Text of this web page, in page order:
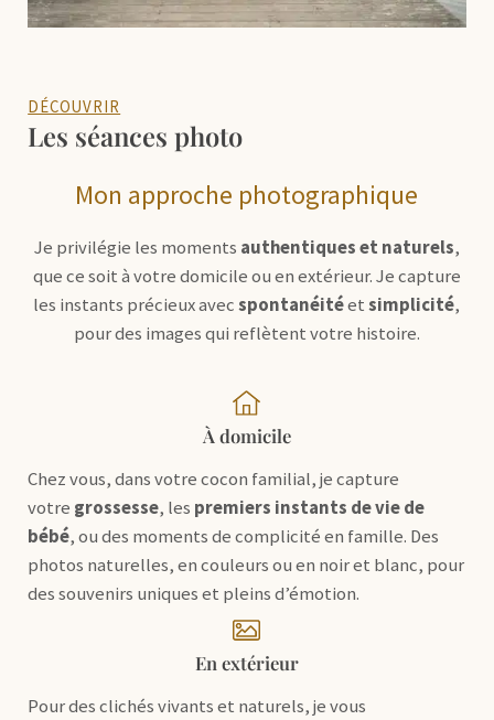
DÉCOUVRIR
Les séances photo
Mon approche photographique
Je privilégie les moments authentiques et naturels,
que ce soit à votre domicile ou en extérieur. Je capture
les instants précieux avecspontanéitéetsimplicité,
pour des images qui reflètent votre histoire.
À domicile
Chez vous, dans votre cocon familial, je capture
votre grossesse, les premiers instants de vie de
bébé, ou des moments de complicité en famille. Des
photos naturelles, en couleurs ou en noir et blanc, pour
des souvenirs uniques et pleins d’émotion.
En extérieur
Pour des clichés vivants et naturels, je vous